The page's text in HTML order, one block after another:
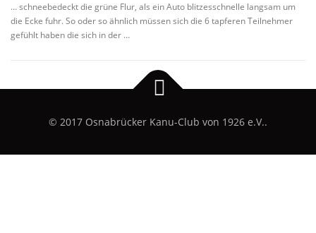
… schneebedeckt die grüne Flur, als ein Auto blitzesschnelle langsam um
die Ecke fuhr. So oder so ähnlich müssen sich die 6 tapferen Teilnehmer
gefühlt haben die sich in der …
© 2017 Osnabrücker Kanu-Club von 1926 e.V..